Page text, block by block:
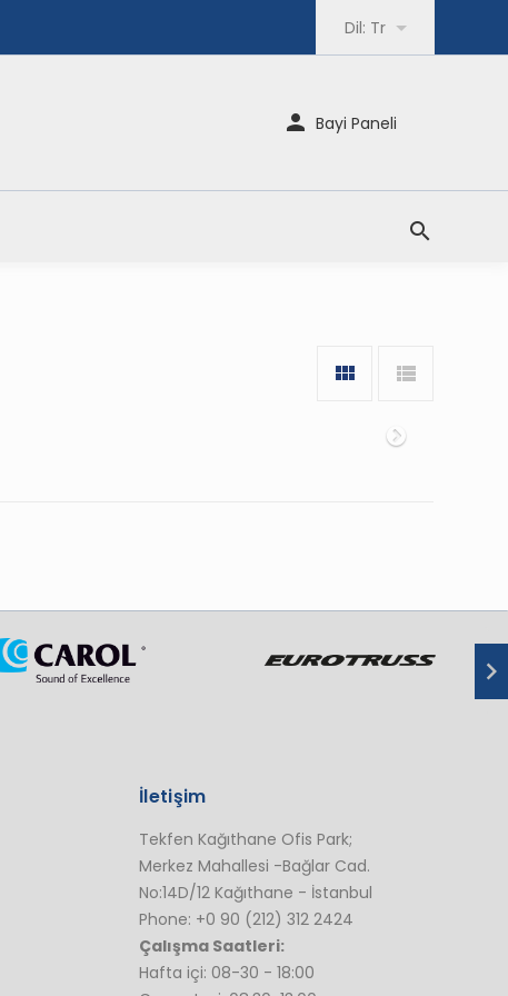
Dil: Tr
Bayi Paneli
Sonraki
İletişim
Tekfen Kağıthane Ofis Park;
Merkez Mahallesi -Bağlar Cad.
No:14D/12 Kağıthane - İstanbul
Phone: +0 90 (212) 312 2424
Çalışma Saatleri:
Hafta içi: 08-30 - 18:00